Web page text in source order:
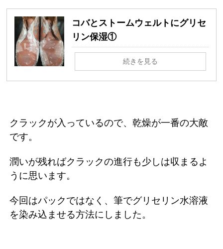
コバとストームウェルトにグリセ
リン保湿①
続きを見る
クラックが入っているので、乾燥が一番の大敵
です。
潤いが残ればクラックの進行も少しは収まるよ
うに思います。
今回はパックではなく、筆でグリセリン水溶液
を染み込ませる方法にしました。